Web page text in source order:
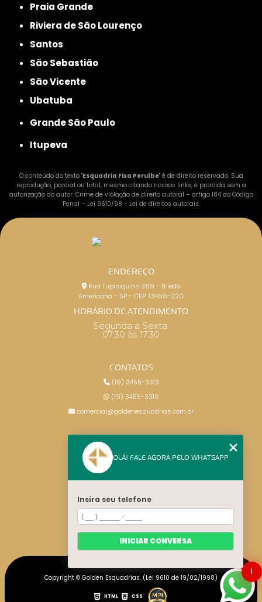
Praia Grande
Riviera de São Lourenço
Santos
São Sebastião
São Vicente
Ubatuba
Grande São Paulo
Itupeva
O conteúdo do texto "Esquadria Fixa Peruíbe" é de direito reservado. Sua
reprodução, parcial ou total, mesmo citando nossos links, é proibida sem a
autorização do autor. Crime de violação de direito autoral – artigo 184 do Código
Penal – Lei 9610/98 - Lei de direitos autorais.
ENDEREÇO
Rua Tupiniquins 369 - Brieds
Americana - SP - CEP: 13466-220
HORÁRIO DE ATENDIMENTO
Segunda a Sexta:
07:30 às 17:30
CONTATOS
(19) 3455-3313
(19) 3455-3313
comercial@goldenesquadrias.com.br
HOME
CATEGORIAS
MAPA DO SITE
Copyright © Golden Esquadrias. (Lei 9610 de 19/02/1998)
HTML CSS
1
OLÁ! FALE AGORA PELO WHATSAPP
Insira seu telefone
INICIAR CONVERSA